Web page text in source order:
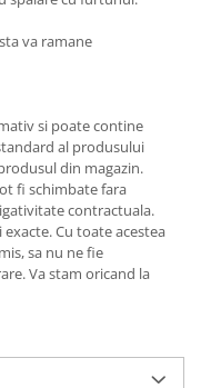
va ramane
si poate contine
al produsului
din magazin.
fi schimbate fara
contractuala.
Cu toate acestea
sa nu ne fie
Va stam oricand la